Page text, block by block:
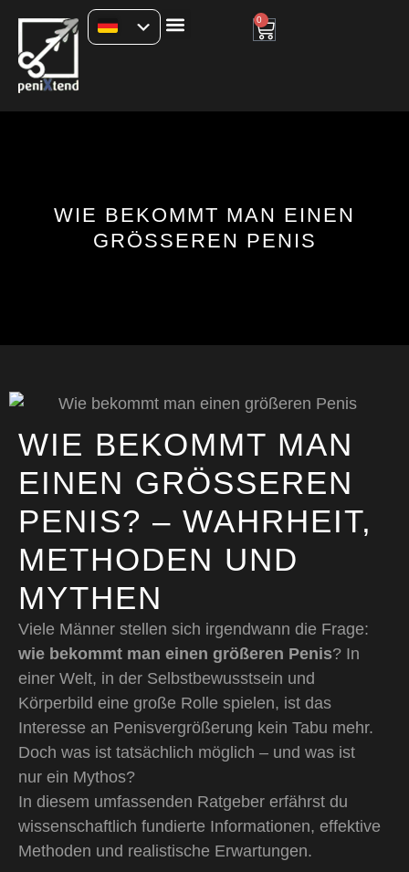
0
WIE BEKOMMT MAN EINEN
GRÖSSEREN PENIS
WIE BEKOMMT MAN
EINEN GRÖSSEREN P
ENIS? – WAHRHEIT, M
ETHODEN UND M
YTHEN
Viele Männer stellen sich irgendwann die Frage:
wie bekommt man einen größeren Penis? In
einer Welt, in der Selbstbewusstsein und
Körperbild eine große Rolle spielen, ist das
Interesse an Penisvergrößerung kein Tabu mehr.
Doch was ist tatsächlich möglich – und was ist
nur ein Mythos?
In diesem umfassenden Ratgeber erfährst du
wissenschaftlich fundierte Informationen, effektive
Methoden und realistische Erwartungen.